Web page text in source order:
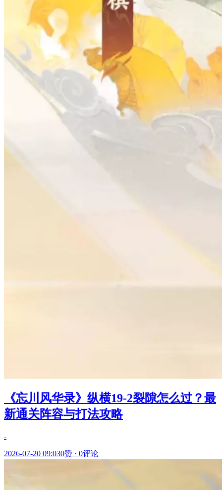
《忘川风华录》纵横19-2裂隙怎么过？最
新通关阵容与打法攻略
-
2026-07-20 09:030赞 · 0评论